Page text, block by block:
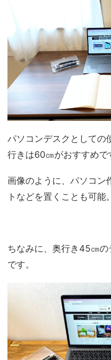
パソコンデスクとしての
行きは60㎝がおすすめで
画像のように、パソコン
トなどを置くことも可能。
ちなみに、奥行き45㎝
です。